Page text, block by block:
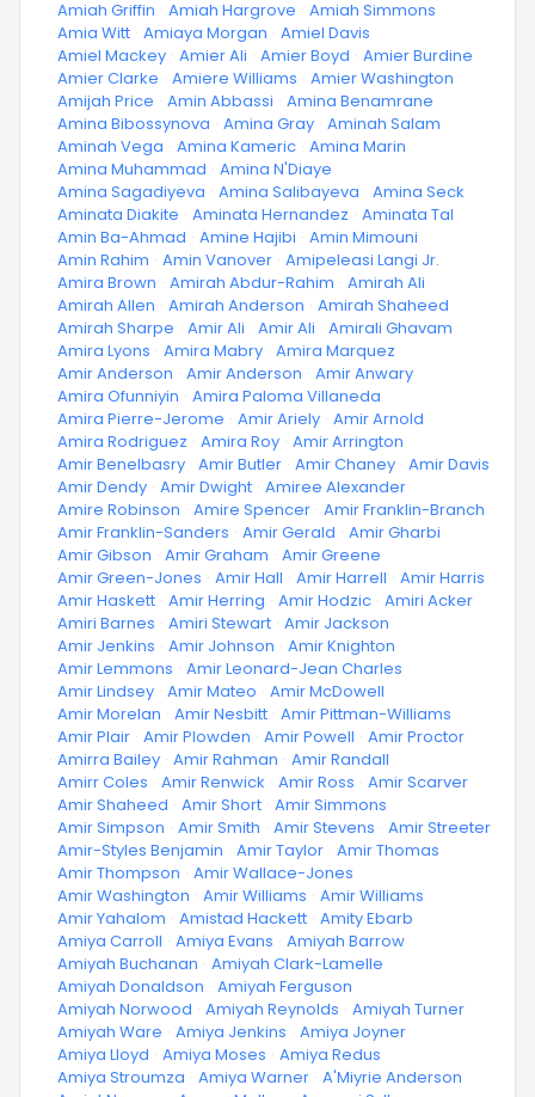
· Amiah Griffin · Amiah Hargrove · Amiah Simmons
· Amia Witt · Amiaya Morgan · Amiel Davis
· Amiel Mackey · Amier Ali · Amier Boyd · Amier Burdine
· Amier Clarke · Amiere Williams · Amier Washington
· Amijah Price · Amin Abbassi · Amina Benamrane
· Amina Bibossynova · Amina Gray · Aminah Salam
· Aminah Vega · Amina Kameric · Amina Marin
· Amina Muhammad · Amina N'Diaye
· Amina Sagadiyeva · Amina Salibayeva · Amina Seck
· Aminata Diakite · Aminata Hernandez · Aminata Tal
· Amin Ba-Ahmad · Amine Hajibi · Amin Mimouni
· Amin Rahim · Amin Vanover · Amipeleasi Langi Jr.
· Amira Brown · Amirah Abdur-Rahim · Amirah Ali
· Amirah Allen · Amirah Anderson · Amirah Shaheed
· Amirah Sharpe · Amir Ali · Amir Ali · Amirali Ghavam
· Amira Lyons · Amira Mabry · Amira Marquez
· Amir Anderson · Amir Anderson · Amir Anwary
· Amira Ofunniyin · Amira Paloma Villaneda
· Amira Pierre-Jerome · Amir Ariely · Amir Arnold
· Amira Rodriguez · Amira Roy · Amir Arrington
· Amir Benelbasry · Amir Butler · Amir Chaney · Amir Davis
· Amir Dendy · Amir Dwight · Amiree Alexander
· Amire Robinson · Amire Spencer · Amir Franklin-Branch
· Amir Franklin-Sanders · Amir Gerald · Amir Gharbi
· Amir Gibson · Amir Graham · Amir Greene
· Amir Green-Jones · Amir Hall · Amir Harrell · Amir Harris
· Amir Haskett · Amir Herring · Amir Hodzic · Amiri Acker
· Amiri Barnes · Amiri Stewart · Amir Jackson
· Amir Jenkins · Amir Johnson · Amir Knighton
· Amir Lemmons · Amir Leonard-Jean Charles
· Amir Lindsey · Amir Mateo · Amir McDowell
· Amir Morelan · Amir Nesbitt · Amir Pittman-Williams
· Amir Plair · Amir Plowden · Amir Powell · Amir Proctor
· Amirra Bailey · Amir Rahman · Amir Randall
· Amirr Coles · Amir Renwick · Amir Ross · Amir Scarver
· Amir Shaheed · Amir Short · Amir Simmons
· Amir Simpson · Amir Smith · Amir Stevens · Amir Streeter
· Amir-Styles Benjamin · Amir Taylor · Amir Thomas
· Amir Thompson · Amir Wallace-Jones
· Amir Washington · Amir Williams · Amir Williams
· Amir Yahalom · Amistad Hackett · Amity Ebarb
· Amiya Carroll · Amiya Evans · Amiyah Barrow
· Amiyah Buchanan · Amiyah Clark-Lamelle
· Amiyah Donaldson · Amiyah Ferguson
· Amiyah Norwood · Amiyah Reynolds · Amiyah Turner
· Amiyah Ware · Amiya Jenkins · Amiya Joyner
· Amiya Lloyd · Amiya Moses · Amiya Redus
· Amiya Stroumza · Amiya Warner · A'Miyrie Anderson